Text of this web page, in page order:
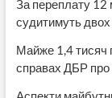
За переплату 12
судитимуть двох
Майже 1,4 тисяч
справах ДБР про